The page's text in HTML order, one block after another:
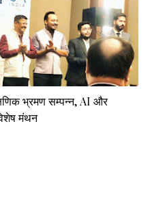
भ्रमण सम्पन्न, AI और
मंथन